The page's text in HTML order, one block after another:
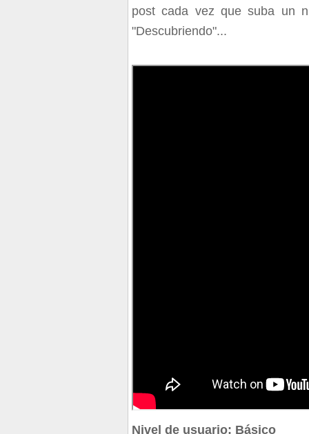
post cada vez que suba un
"Descubriendo"...
Nivel de usuario: Básico